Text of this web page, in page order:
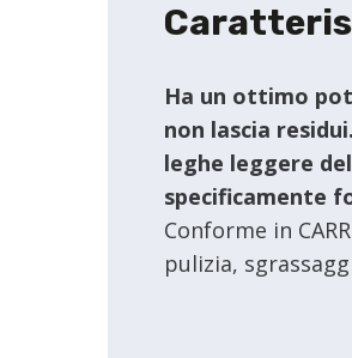
Ha un ottimo
non lascia
leghe leggere
specificamente
Conforme in
pulizia,